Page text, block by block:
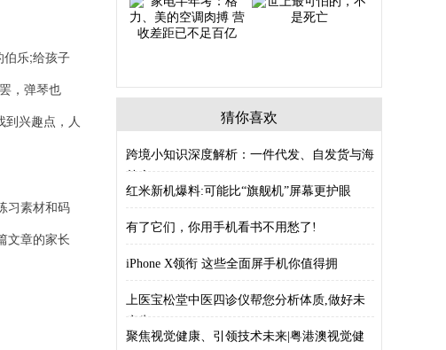
伯乐;给孩子
，弹琴也
兴趣点，人
习素材和码
文章的家长
猜你喜欢
跨境小知识深度解析：一件代发、自发货与海
外仓
红米新机爆料:可能比“旗舰机”屏幕更护眼
有了它们，你用手机看书不用愁了!
iPhone X领衔 这些全面屏手机你值得拥
上医宝松堂中医四诊仪帮您分析体质,做好未
病先
聚焦视觉健康、引领技术未来|粤港澳视觉健